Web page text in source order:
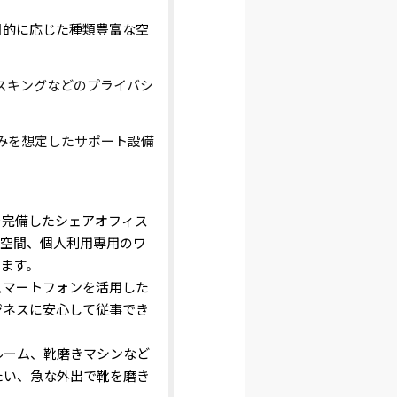
に応じた種類豊富な空
キングなどのプライバシ
を想定したサポート設備
備したシェアオフィス
間、個人利用専用のワ
す。
ートフォンを活用した
スに安心して従事でき
ム、靴磨きマシンなど
、急な外出で靴を磨き